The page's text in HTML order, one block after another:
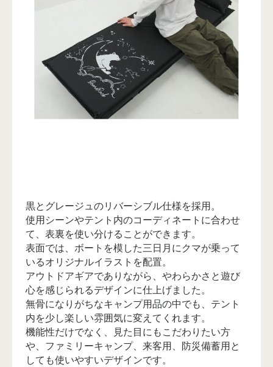
黒とグレージュのリバーシブル仕様を採用。
使用シーンやテント内のコーディネートに合わせ
て、表裏を使い分けることができます。
表面では、ボートを模した三日月にクマが乗って
いるオリジナルイラストを配置。
アウトドアギアでありながら、やわらかさと遊び
心を感じられるデザインに仕上げました。
無骨になりがちなキャンプ用品の中でも、テント
内を少し楽しい雰囲気に変えてくれます。
機能性だけでなく、見た目にもこだわりたい方
や、ファミリーキャンプ、来客用、防災備蓄用と
しても使いやすいデザインです。